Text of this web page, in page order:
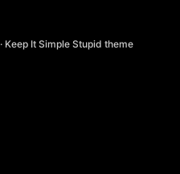
· Keep It Simple Stupid theme